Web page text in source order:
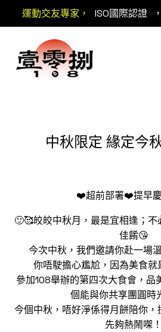
運動交友專家， ISO國際認證
中秋限定 緣定今
❤️超前部署❤️提早
🙂🥰皎皎中秋月，最是宜相逢；
佳餚😘
今次中秋，我們邀請你赴一場
你唔駛擔心尷尬，因為美食就
參加108舉辦的第四次大食會，品
個能與你共享團圓時
今個中秋，唔好淨係得月餅陪你，
先夠熱鬧㗎！